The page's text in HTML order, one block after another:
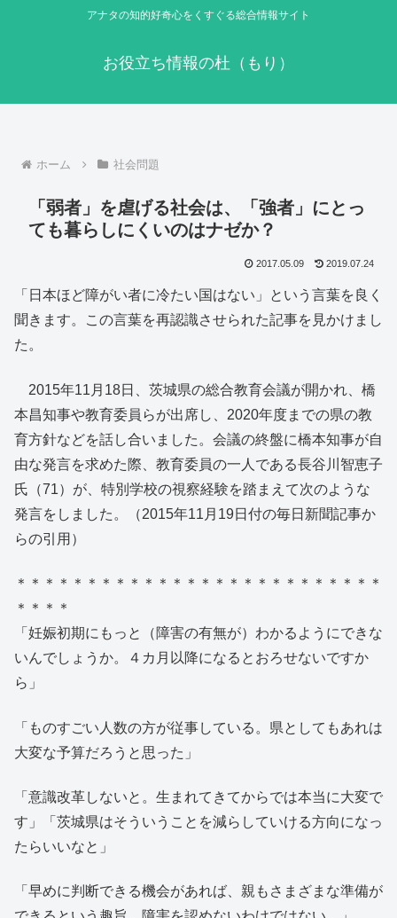
アナタの知的好奇心をくすぐる総合情報サイト
お役立ち情報の杜（もり）
ホーム 社会問題
「弱者」を虐げる社会は、「強者」にとっ
ても暮らしにくいのはナゼか？
2017.05.09 2019.07.24
「日本ほど障がい者に冷たい国はない」という言葉を良く
聞きます。この言葉を再認識させられた記事を見かけまし
た。
2015年11月18日、茨城県の総合教育会議が開かれ、橋
本昌知事や教育委員らが出席し、2020年度までの県の教
育方針などを話し合いました。会議の終盤に橋本知事が自
由な発言を求めた際、教育委員の一人である長谷川智恵子
氏（71）が、特別学校の視察経験を踏まえて次のような
発言をしました。（2015年11月19日付の毎日新聞記事か
らの引用）
＊＊＊＊＊＊＊＊＊＊＊＊＊＊＊＊＊＊＊＊＊＊＊＊＊＊
＊＊＊＊
「妊娠初期にもっと（障害の有無が）わかるようにできな
いんでしょうか。４カ月以降になるとおろせないですか
ら」
「ものすごい人数の方が従事している。県としてもあれは
大変な予算だろうと思った」
「意識改革しないと。生まれてきてからでは本当に大変で
す」「茨城県はそういうことを減らしていける方向になっ
たらいいなと」
「早めに判断できる機会があれば、親もさまざまな準備が